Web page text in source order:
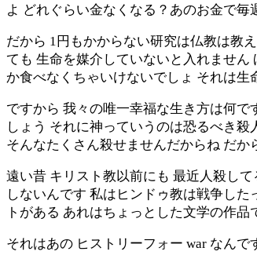
よ どれぐらい金なくなる？あのお金で
だから 1円もかからない研究は仏教は教
ても 生命を媒介していないと入れませ
か食べなくちゃいけないでしょ それは
ですから 我々の唯一幸福な生き方は何
しょう それに神っていうのは恐るべき
そんなたくさん殺せませんだからね だ
遠い昔 キリスト教以前にも 最近人殺し
しないんです 私はヒンドゥ教は戦争し
トがある あれはちょっとした文学の作
それはあの ヒストリーフォー war なん